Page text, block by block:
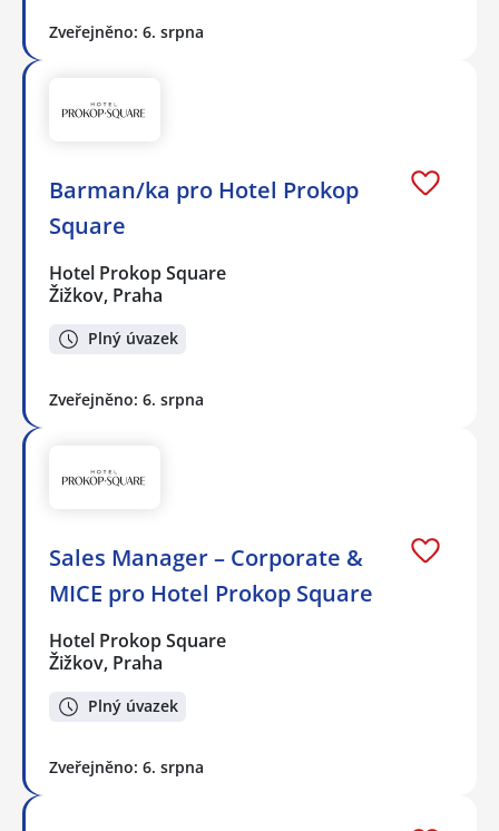
Zveřejněno: 6. srpna
Barman/ka pro Hotel Prokop
Square
Hotel Prokop Square
Žižkov, Praha
Plný úvazek
Zveřejněno: 6. srpna
Sales Manager – Corporate &
MICE pro Hotel Prokop Square
Hotel Prokop Square
Žižkov, Praha
Plný úvazek
Zveřejněno: 6. srpna